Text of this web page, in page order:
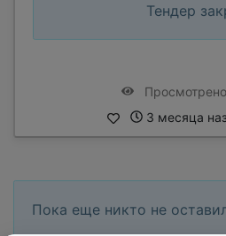
Тендер
3 месяца
Пока еще никто не